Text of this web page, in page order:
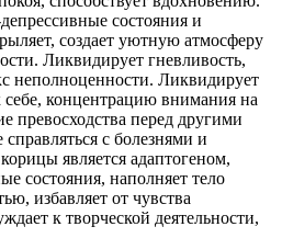
состояния и
создает уютную атмосферу
Ликвидирует гневливость,
неполноценности. Ликвидирует
себе, концентрацию внимания на
перед другими
с болезнями и
является адаптогеном,
состояния, наполняет тело
избавляет от чувства
к творческой деятельности,